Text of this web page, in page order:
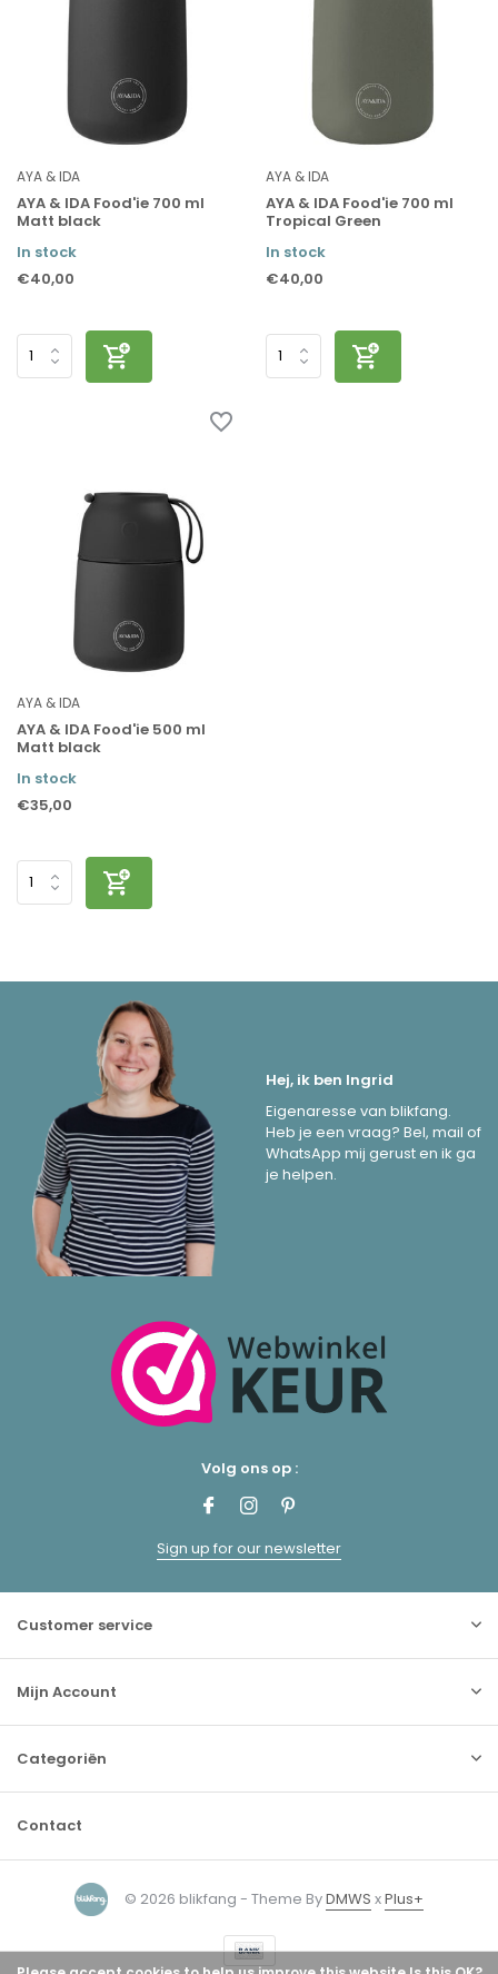
AYA & IDA
AYA & IDA Food'ie 700 ml
Matt black
In stock
€40,00
AYA & IDA
AYA & IDA Food'ie 700 ml
Tropical Green
In stock
€40,00
AYA & IDA
AYA & IDA Food'ie 500 ml
Matt black
In stock
€35,00
Hej, ik ben Ingrid
Eigenaresse van blikfang.
Heb je een vraag? Bel, mail of
WhatsApp mij gerust en ik ga
je helpen.
Volg ons op :
Sign up for our newsletter
Customer service
Mijn Account
Categoriën
Contact
© 2026 blikfang - Theme ByDMWS xPlus+